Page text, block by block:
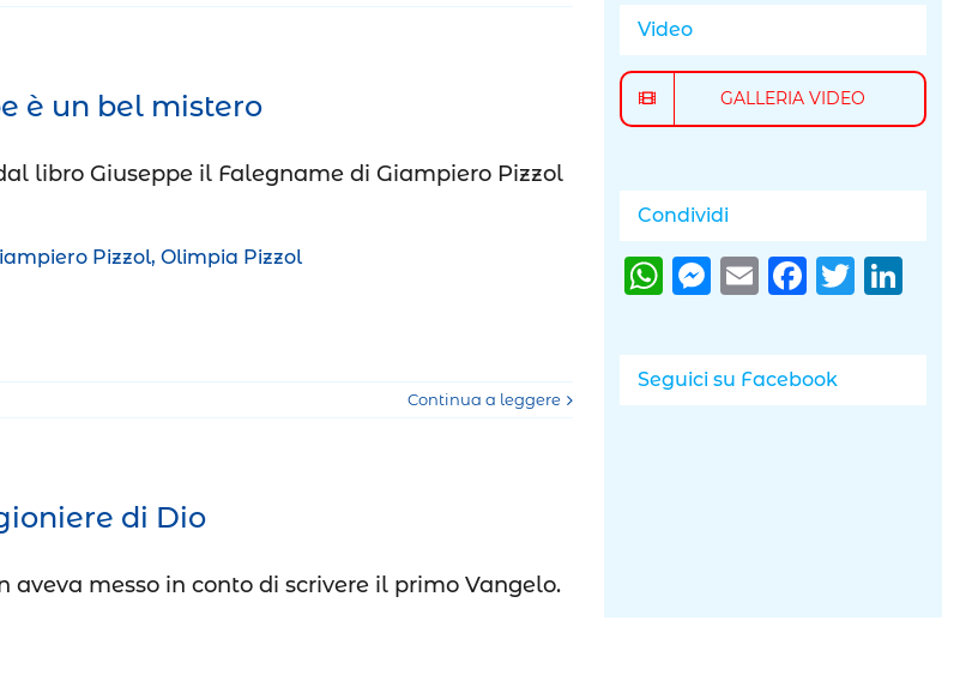
è un bel mistero
libro Giuseppe il Falegname di Giampiero Pizzol
Pizzol, Olimpia Pizzol
Continua a leggere
di Dio
aveva messo in conto di scrivere il primo Vangelo.
Video
GALLERIA VIDEO
Condividi
WhatsApp
Messenger
Email
Seguici su Facebook